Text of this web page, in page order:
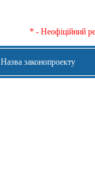
* - Неофіційний
Назва законопроекту